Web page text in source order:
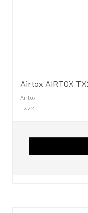
Airtox AIRTOX
Airtox
TX22